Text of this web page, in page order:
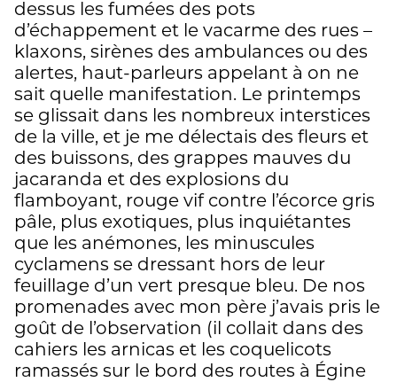
dessus les fumées des pots
d’échappement et le vacarme des rues –
klaxons, sirènes des ambulances ou des
alertes, haut-parleurs appelant à on ne
sait quelle manifestation. Le printemps
se glissait dans les nombreux interstices
de la ville, et je me délectais des fleurs et
des buissons, des grappes mauves du
jacaranda et des explosions du
flamboyant, rouge vif contre l’écorce gris
pâle, plus exotiques, plus inquiétantes
que les anémones, les minuscules
cyclamens se dressant hors de leur
feuillage d’un vert presque bleu. De nos
promenades avec mon père j’avais pris le
goût de l’observation (il collait dans des
cahiers les arnicas et les coquelicots
ramassés sur le bord des routes à Égine